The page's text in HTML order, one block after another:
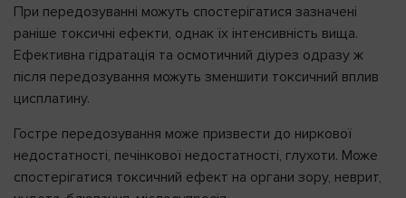
При передозуванні можуть спостерігатися зазначені
раніше токсичні ефекти, однак їх інтенсивність вища.
Ефективна гідратація та осмотичний діурез одразу ж
після передозування можуть зменшити токсичний вплив
цисплатину.
Гостре передозування може призвести до ниркової
недостатності, печінкової недостатності, глухоти. Може
спостерігатися токсичний ефект на органи зору, неврит,